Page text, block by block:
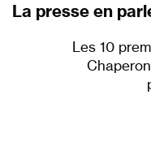
La presse en
Les 10